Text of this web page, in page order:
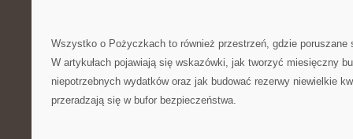
Wszystko o Pożyczkach to również przestrzeń, gdzie poruszane
W artykułach pojawiają się wskazówki, jak tworzyć miesięczny
niepotrzebnych wydatków oraz jak budować rezerwy niewielkie
przeradzają się w bufor bezpieczeństwa.